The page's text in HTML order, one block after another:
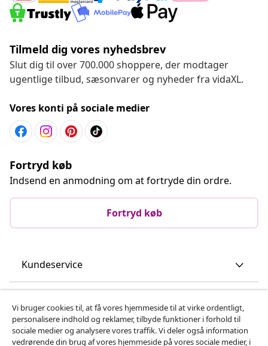
Tilmeld dig vores nyhedsbrev
Slut dig til over 700.000 shoppere, der modtager
ugentlige tilbud, sæsonvarer og nyheder fra vidaXL.
Vores konti på sociale medier
Fortryd køb
Indsend en anmodning om at fortryde din ordre.
Fortryd køb
Kundeservice
vidaXL
Vi bruger cookies til, at få vores hjemmeside til at virke ordentligt,
personalisere indhold og reklamer, tilbyde funktioner i forhold til
sociale medier og analysere vores traffik. Vi deler også information
vedrørende din brug af vores hjemmeside på vores sociale medier, i